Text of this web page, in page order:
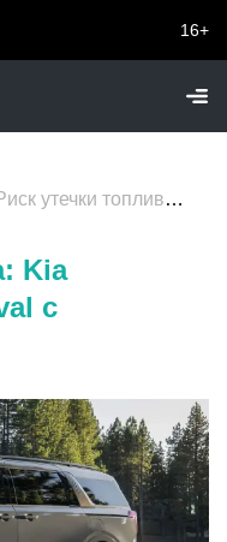
16+
утечки топлива: Kia отзывает 5761 Carnival с бензиновым V6
Kia
с